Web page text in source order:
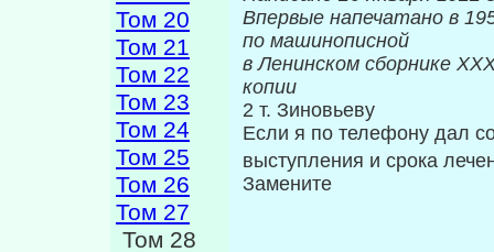
Том 20
Том 21
Том 22
Том 23
Том 24
Том 25
Том 26
Том 27
Том 28
Впервые
по машинописной
в Ленинском сборнике
копии
2 т. Зиновьеву
Если я по телефону дал
выступления и срока
Замените